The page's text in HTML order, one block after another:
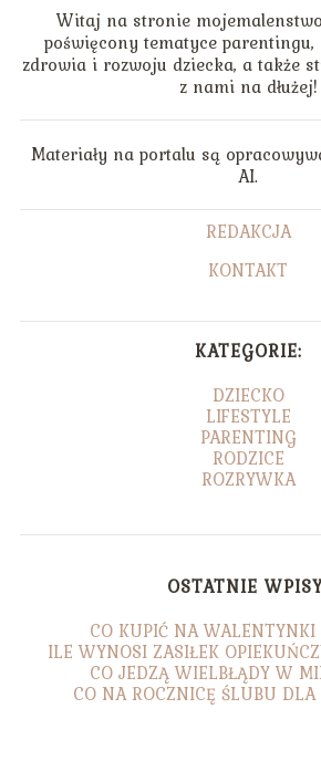
Witaj na stronie
poświęcony tematyce parentingu,
zdrowia i rozwoju dziecka, a także
z nami na dłużej!
Materiały na portalu są
AI.
REDAKCJA
KONTAKT
KATEGORIE:
DZIECKO
LIFESTYLE
PARENTING
RODZICE
ROZRYWKA
OSTATNIE
CO KUPIĆ NA WALENTYNKI
ILE WYNOSI ZASIŁEK
CO JEDZĄ WIELBŁĄDY W
CO NA ROCZNICĘ ŚLUBU